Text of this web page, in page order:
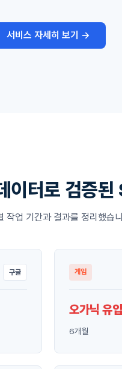
서비스 자세히 보기 →
이터로 검증된
작업 기간과 결과를 정리했습
구글 게임
오가닉 유
6개월